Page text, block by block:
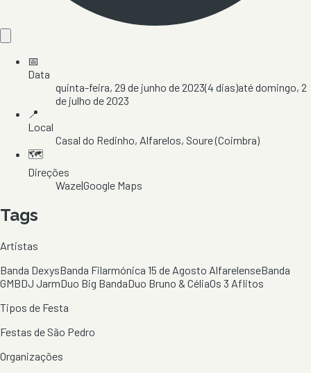
📅
Data
quinta-feira, 29 de junho de 2023(4 dias)atédomingo, 2
de julho de 2023
📍
Local
Casal do Redinho, Alfarelos, Soure(Coimbra)
🗺️
Direções
Waze|Google Maps
Tags
Artistas
Banda DexysBanda Filarmónica 15 de Agosto AlfarelenseBanda
GMBDJ JarmDuo Big BandaDuo Bruno & CéliaOs 3 Aflitos
Tipos de Festa
Festas de São Pedro
Organizações